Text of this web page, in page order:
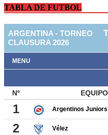
TABLA DE FUTBOL